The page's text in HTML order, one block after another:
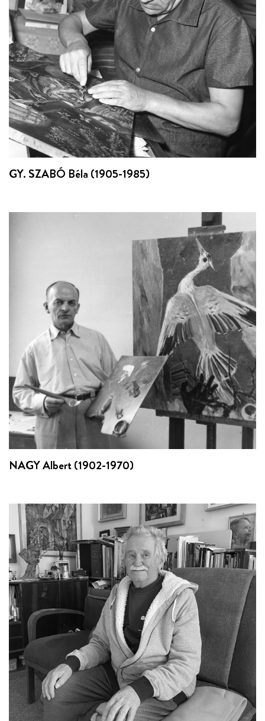
GY. SZABÓ Béla (1905-1985)
NAGY Albert (1902-1970)